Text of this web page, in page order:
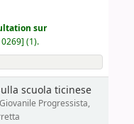
sur
(1).
scuola ticinese
Progressista,